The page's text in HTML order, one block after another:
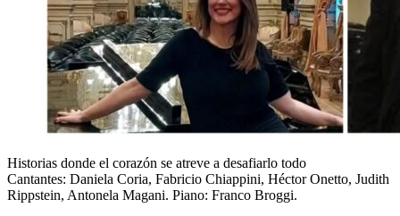
Historias donde el corazón se atreve a desafiarlo todo
Cantantes: Daniela Coria, Fabricio Chiappini, Héctor Onetto, Judith
Rippstein, Antonela Magani. Piano: Franco Broggi.